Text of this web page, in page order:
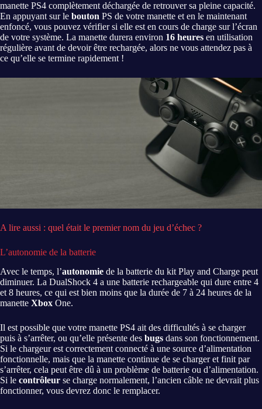
manette PS4 complètement déchargée de retrouver sa pleine capacité.
En appuyant sur le bouton PS de votre manette et en le maintenant
enfoncé, vous pouvez vérifier si elle est en cours de charge sur l’écran
de votre système. La manette durera environ 16 heures en utilisation
régulière avant de devoir être rechargée, alors ne vous attendez pas à
ce qu’elle se termine rapidement !
A lire aussi : quel était le premier nom du jeu d’échec ?
L’autonomie de la batterie
Avec le temps, l’autonomie de la batterie du kit Play and Charge peut
diminuer. La DualShock 4 a une batterie rechargeable qui dure entre 4
et 8 heures, ce qui est bien moins que la durée de 7 à 24 heures de la
manette Xbox One.
Il est possible que votre manette PS4 ait des difficultés à se charger
puis à s’arrêter, ou qu’elle présente des bugs dans son fonctionnement.
Si le chargeur est correctement connecté à une source d’alimentation
fonctionnelle, mais que la manette continue de se charger et finit par
s’arrêter, cela peut être dû à un problème de batterie ou d’alimentation.
Si le contrôleur se charge normalement, l’ancien câble ne devrait plus
fonctionner, vous devrez donc le remplacer.